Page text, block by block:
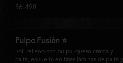
creando un equilibrio perfecto entre
frescura, cremosidad y crocancia en cada
$6.490
Pulpo Fusión ⭐
Roll relleno con pulpo, queso crema y
palta, envuelto en finas láminas de palta y